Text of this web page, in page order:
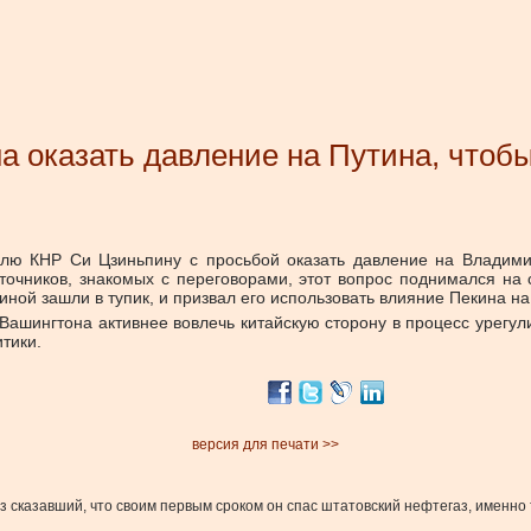
давление на Путина,
КНР Си Цзиньпину с просьбой оказать давление на
знакомых с переговорами, этот вопрос поднимался
зашли в тупик, и призвал его использовать влияние Пекина
активнее вовлечь китайскую сторону в процесс
версия для печати >>
что своим первым сроком он спас штатовский нефтегаз, именно